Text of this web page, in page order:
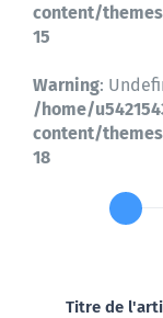
content/
15
Warning:
/home/
content/
18
Titre de